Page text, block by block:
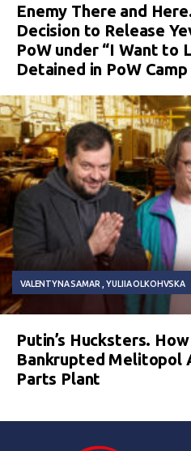
Enemy There and
Decision to Release
PoW under “I Want to
Detained in PoW
VALENTYNA SAMAR YULIIA OLKOHVSKA
Putin’s Hucksters.
Bankrupted Melitopol
Parts Plant